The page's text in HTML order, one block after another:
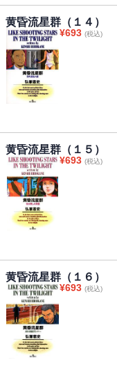
黄昏流星群（１４）
¥693 (税込)
黄昏流星群（１５）
¥693 (税込)
黄昏流星群（１６）
¥693 (税込)